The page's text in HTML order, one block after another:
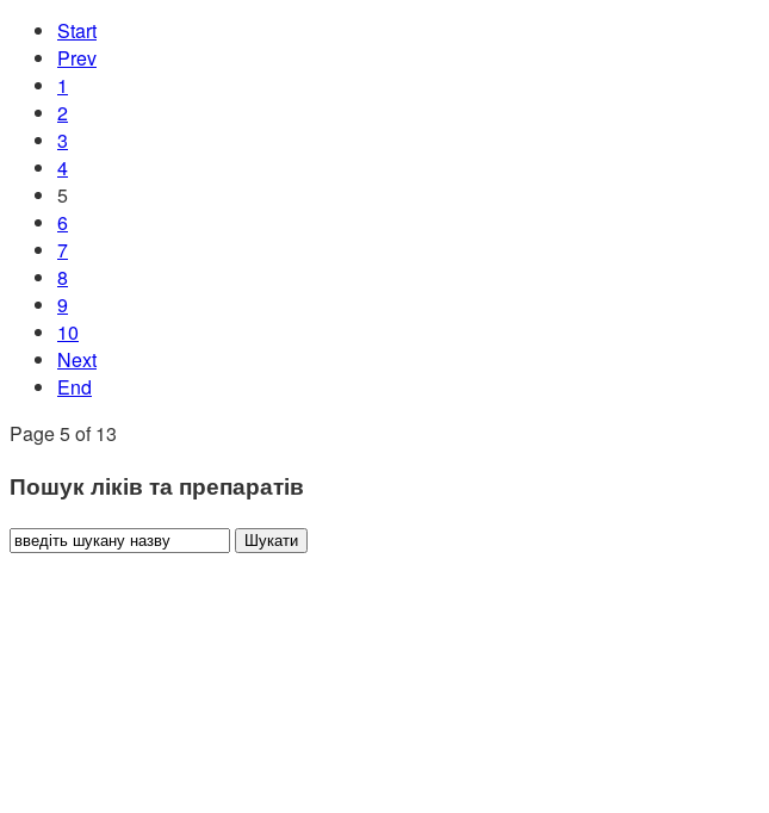
Start
Prev
1
2
3
4
5
6
7
8
9
10
Next
End
Page 5 of 13
Пошук ліків та препаратів